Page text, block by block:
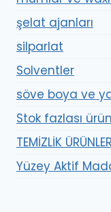
şelat ajanları
silparlat
Solventler
söve boya ve
Stok fazlası
TEMİZLİK
Yüzey Aktif